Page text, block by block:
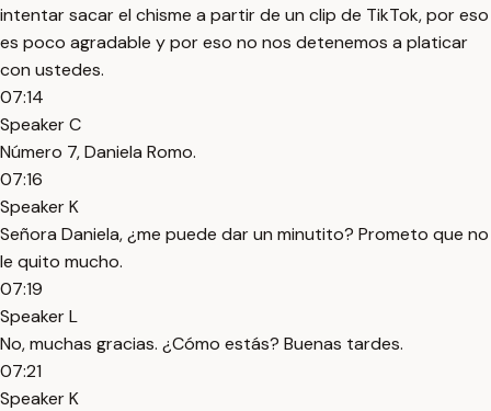
intentar sacar el chisme a partir de un clip de TikTok, por eso
es poco agradable y por eso no nos detenemos a platicar
con ustedes.
07:14
Speaker C
Número 7, Daniela Romo.
07:16
Speaker K
Señora Daniela, ¿me puede dar un minutito? Prometo que no
le quito mucho.
07:19
Speaker L
No, muchas gracias. ¿Cómo estás? Buenas tardes.
07:21
Speaker K